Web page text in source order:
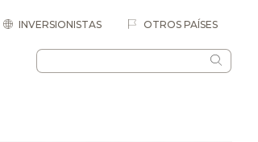
INVERSIONISTAS OTROS PAÍSES